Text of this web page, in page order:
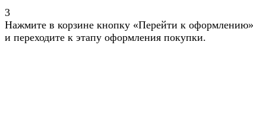
3
Нажмите в корзине кнопку «Перейти к оформлению»
и переходите к этапу оформления покупки.